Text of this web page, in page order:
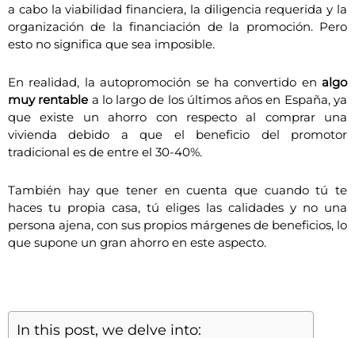
a cabo la viabilidad financiera, la diligencia requerida y la
organización de la financiación de la promoción. Pero
esto no significa que sea imposible.
En realidad, la autopromoción se ha convertido en algo
muy rentable a lo largo de los últimos años en España, ya
que existe un ahorro con respecto al comprar una
vivienda debido a que el beneficio del promotor
tradicional es de entre el 30-40%.
También hay que tener en cuenta que cuando tú te
haces tu propia casa, tú eliges las calidades y no una
persona ajena, con sus propios márgenes de beneficios, lo
que supone un gran ahorro en este aspecto.
In this post, we delve into: